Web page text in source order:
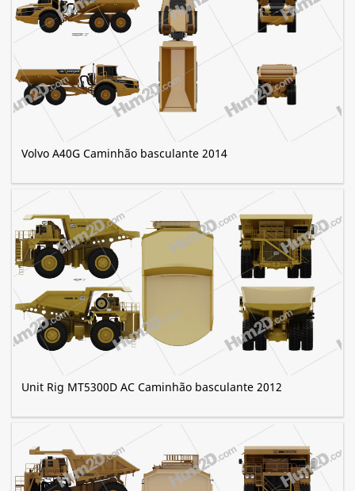
Volvo A40G Caminhão basculante 2014
Unit Rig MT5300D AC Caminhão basculante 2012